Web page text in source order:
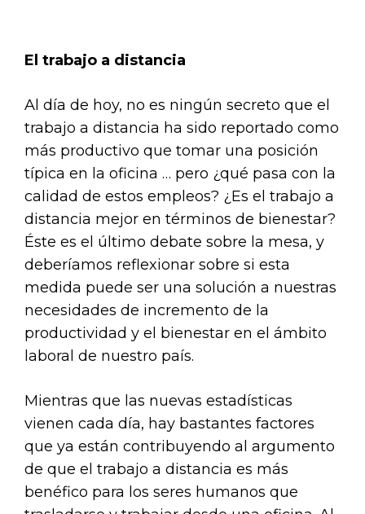
El trabajo a distancia
Al día de hoy, no es ningún secreto que el
trabajo a distancia ha sido reportado como
más productivo que tomar una posición
típica en la oficina … pero ¿qué pasa con la
calidad de estos empleos? ¿Es el trabajo a
distancia mejor en términos de bienestar?
Éste es el último debate sobre la mesa, y
deberíamos reflexionar sobre si esta
medida puede ser una solución a nuestras
necesidades de incremento de la
productividad y el bienestar en el ámbito
laboral de nuestro país.
Mientras que las nuevas estadísticas
vienen cada día, hay bastantes factores
que ya están contribuyendo al argumento
de que el trabajo a distancia es más
benéfico para los seres humanos que